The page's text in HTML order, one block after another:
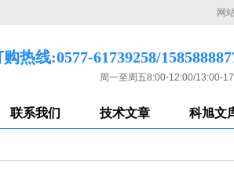
网
:0577-61739258/
周一至周五8:00-12:00/13:00-
联系我们 技术文章 科旭文